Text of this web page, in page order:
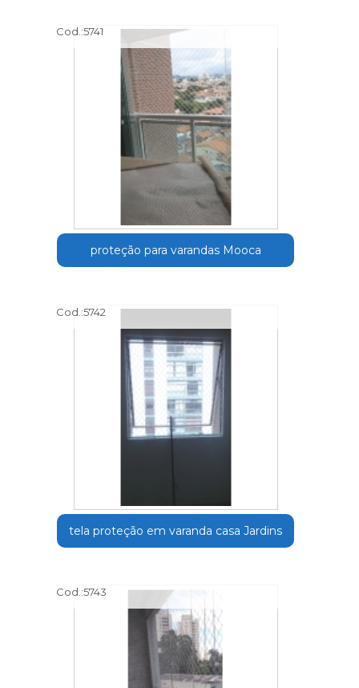
Cod.:5741
proteção para varandas Mooca
Cod.:5742
tela proteção em varanda casa Jardins
Cod.:5743